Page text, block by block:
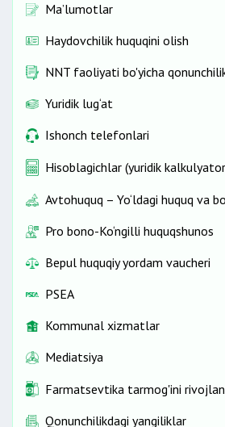
Ma’lumotlar
Haydovchilik huquqini olish
NNT faoliyati bo'yicha
Yuridik lug‘at
Ishonch telefonlari
Hisoblagichlar (yuridik
Avtohuquq – Yo‘ldagi huquq va
Pro bono-Ko‘ngilli huquqshunos
Bepul huquqiy yordam vaucheri
PSEA
Kommunal xizmatlar
Mediatsiya
Farmatsevtika tarmog'ini
Qonunchilikdagi yangiliklar